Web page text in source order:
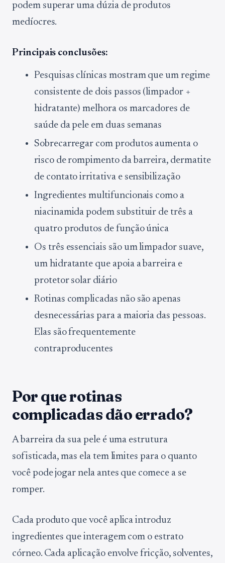
podem superar uma dúzia de produtos
medíocres.
Principais conclusões:
Pesquisas clínicas mostram que um regime
consistente de dois passos (limpador +
hidratante) melhora os marcadores de
saúde da pele em duas semanas
Sobrecarregar com produtos aumenta o
risco de rompimento da barreira, dermatite
de contato irritativa e sensibilização
Ingredientes multifuncionais como a
niacinamida podem substituir de três a
quatro produtos de função única
Os três essenciais são um limpador suave,
um hidratante que apoia a barreira e
protetor solar diário
Rotinas complicadas não são apenas
desnecessárias para a maioria das pessoas.
Elas são frequentemente
contraproducentes
Por que rotinas
complicadas dão errado?
A barreira da sua pele é uma estrutura
sofisticada, mas ela tem limites para o quanto
você pode jogar nela antes que comece a se
romper.
Cada produto que você aplica introduz
ingredientes que interagem com o estrato
córneo. Cada aplicação envolve fricção, solventes,